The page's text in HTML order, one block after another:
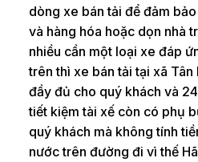
dòng xe bán tải để đảm
và hàng hóa hoặc dọn nhà
nhiều cần một loại xe đáp
trên thì xe bán tải tại xã
đầy đủ cho quý khách và
tiết kiệm tài xế còn có phụ
quý khách mà không tính
nước trên đường đi vì thế